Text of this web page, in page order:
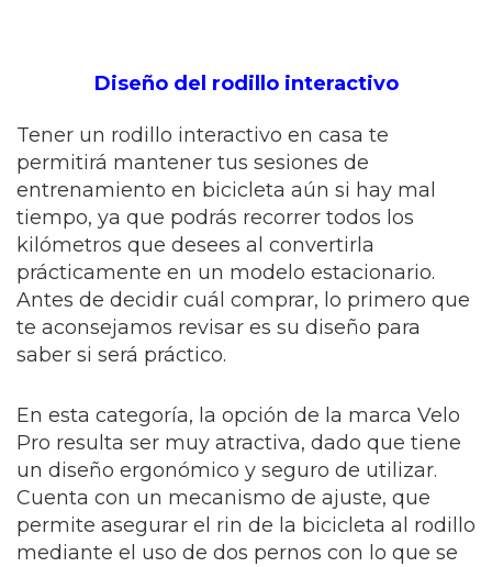
Diseño del rodillo interactivo
Tener un rodillo interactivo en casa te
permitirá mantener tus sesiones de
entrenamiento en bicicleta aún si hay mal
tiempo, ya que podrás recorrer todos los
kilómetros que desees al convertirla
prácticamente en un modelo estacionario.
Antes de decidir cuál comprar, lo primero que
te aconsejamos revisar es su diseño para
saber si será práctico.
En esta categoría, la opción de la marca Velo
Pro resulta ser muy atractiva, dado que tiene
un diseño ergonómico y seguro de utilizar.
Cuenta con un mecanismo de ajuste, que
permite asegurar el rin de la bicicleta al rodillo
mediante el uso de dos pernos con lo que se